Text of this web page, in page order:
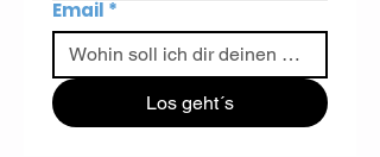
Email *
Los geht´s